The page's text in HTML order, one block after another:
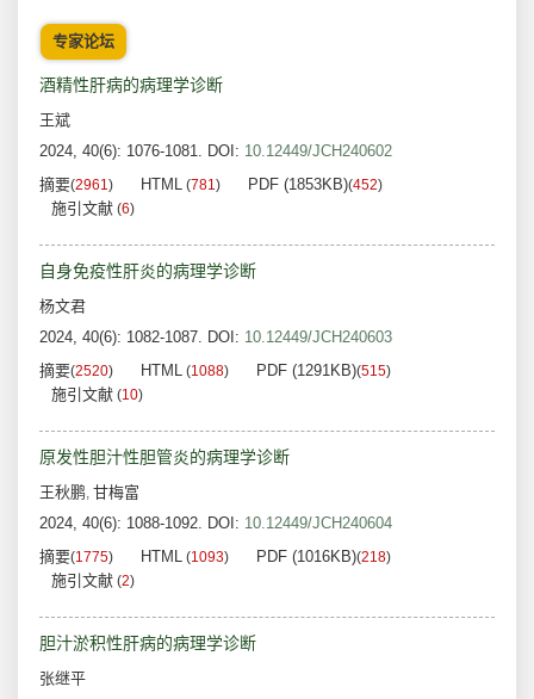
专家论坛
酒精性肝病的病理学诊断
王斌
2024, 40(6): 1076-1081. DOI: 10.12449/JCH240602
摘要(2961) HTML (781) PDF (1853KB)(452)
施引文献 (6)
自身免疫性肝炎的病理学诊断
杨文君
2024, 40(6): 1082-1087. DOI: 10.12449/JCH240603
摘要(2520) HTML (1088) PDF (1291KB)(515)
施引文献 (10)
原发性胆汁性胆管炎的病理学诊断
王秋鹏, 甘梅富
2024, 40(6): 1088-1092. DOI: 10.12449/JCH240604
摘要(1775) HTML (1093) PDF (1016KB)(218)
施引文献 (2)
胆汁淤积性肝病的病理学诊断
张继平